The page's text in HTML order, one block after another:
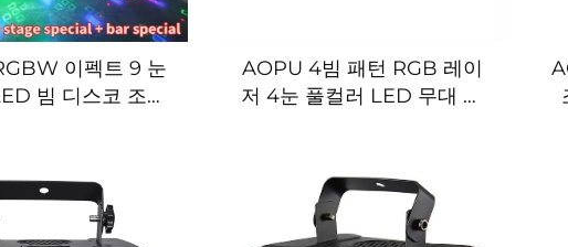
이펙트 9 눈
빔 디스코 조명
식용
AOPU 4빔 패턴 RGB 레이
저 4눈 풀컬러 LED 무대 레